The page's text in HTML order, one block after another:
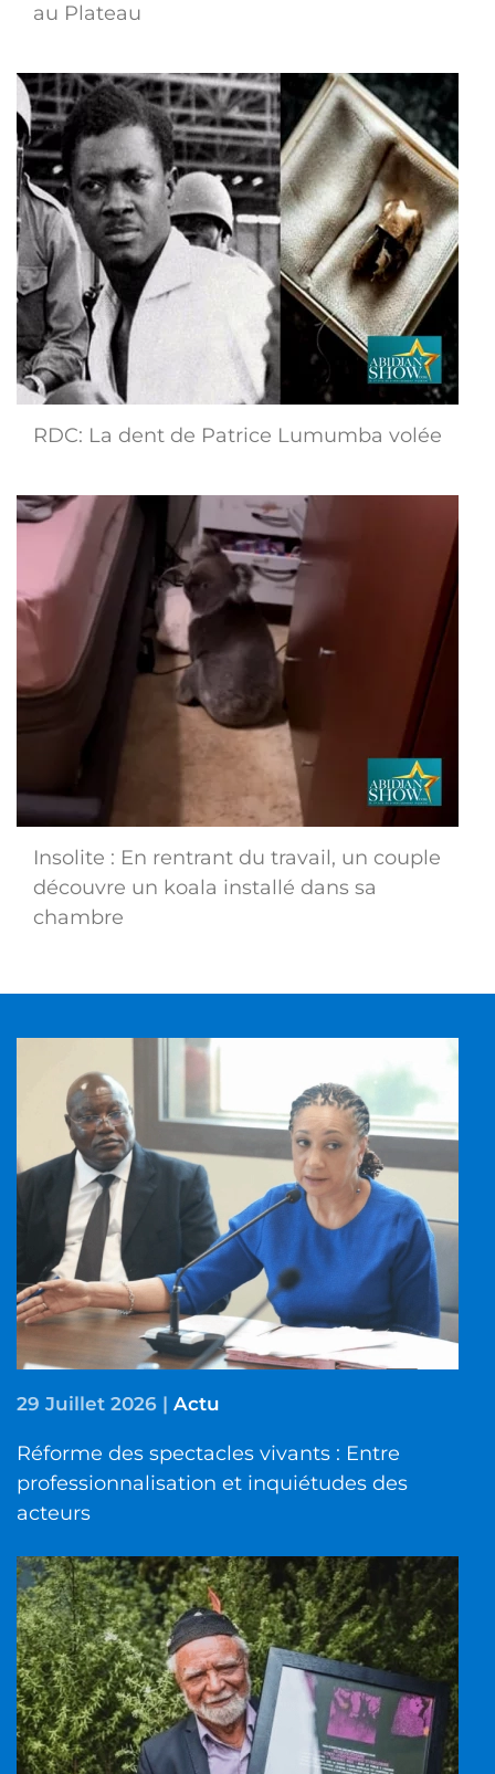
au Plateau
RDC: La dent de Patrice Lumumba volée
Insolite : En rentrant du travail, un couple
découvre un koala installé dans sa
chambre
29 Juillet 2026 | Actu
Réforme des spectacles vivants : Entre
professionnalisation et inquiétudes des
acteurs